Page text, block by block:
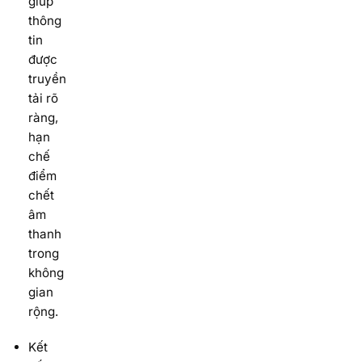
thông
tin
được
truyền
tải rõ
ràng,
hạn
chế
điểm
chết
âm
thanh
trong
không
gian
rộng.
Kết